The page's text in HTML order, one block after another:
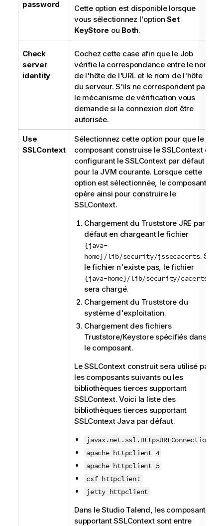
password
Cette option est disponible lorsque
vous sélectionnez l'optionSet
KeyStore ou Both.
Check
server
identity
Cochez cette case afin que le Job
vérifie la correspondance entre le nom
de l'hôte de l'URL et le nom de l'hôte
du serveur. S'ils ne correspondent pas,
le mécanisme de vérification vous
demande si la connexion doit être
autorisée.
Use
SSLContext
Sélectionnez cette option pour que le
composant construise le SSLContext et
configurant le SSLContext par défaut
pour la JVM courante. Lorsque cette
option est sélectionnée, le composant
opère ainsi pour construire le
SSLContext.
Chargement du Truststore JRE par
défaut en chargeant le fichier
{java-
home}/lib/security/jssecacerts. Si
le fichier n'existe pas, le fichier
{java-home}/lib/security/cacerts
sera chargé.
Chargement du Truststore du
système d'exploitation.
Chargement des fichiers
Truststore/Keystore spécifiés dans
le composant.
Le SSLContext construit sera utilisé par
les composants suivants ou les
bibliothèques tierces supportant
SSLContext. Voici la liste des
bibliothèques tierces supportant
SSLContext Java par défaut.
javax.net.ssl.HttpsURLConnection
apache httpclient 4
apache httpclient 5
cxf httpclient
jetty httpclient
Dans leStudio Talend , les composants
supportant SSLContext sont entre